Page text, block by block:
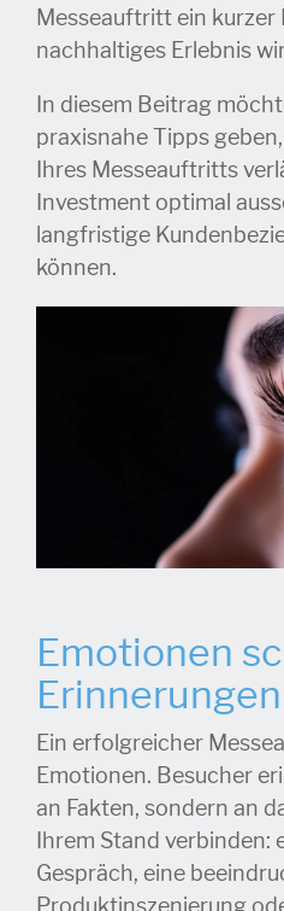
Messeauftritt ein kurzer
nachhaltiges Erlebnis
In diesem Beitrag
praxisnahe Tipps
Ihres Messeauftritts
Investment optimal
langfristige
können.
Emotionen
Ein erfolgreicher
Emotionen. Besucher
an Fakten, sondern an
Ihrem Stand verbinden:
Gespräch, eine